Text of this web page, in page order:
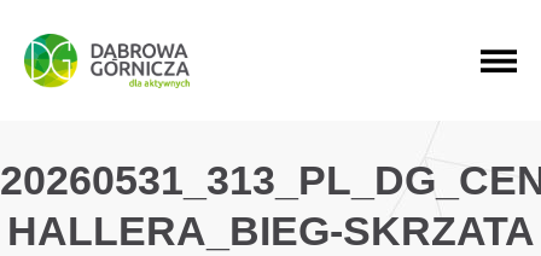
PRZEJDŹ DO MENU GŁÓWNEGO
PRZEJDŹ DO WYSZUKIWARKI
PRZEJDŹ DO TREŚCI
HALLERA_BIEG-SKRZATA